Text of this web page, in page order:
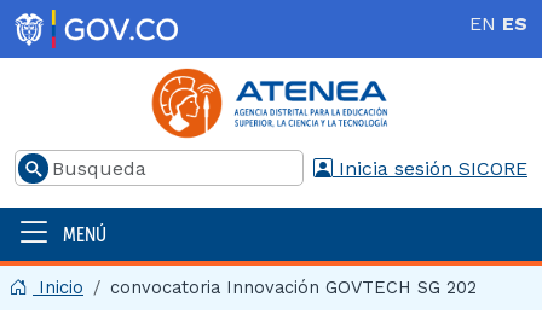
Pasar al contenido principal EN ES
Buscar Inicia sesión SICORE
Menú principal | 2025
MENÚ
Inicio convocatoria Innovación GOVTECH SG 202